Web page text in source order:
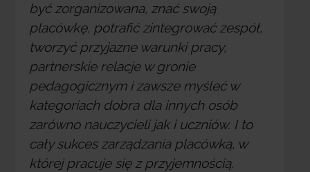
być zorganizowana, znać swoją
placówkę, potrafić zintegrować zespół,
tworzyć przyjazne warunki pracy,
partnerskie relacje w gronie
pedagogicznym i zawsze myśleć w
kategoriach dobra dla innych osób
zarówno nauczycieli jak i uczniów. I to
cały sukces zarządzania placówką, w
której pracuje się z przyjemnością.